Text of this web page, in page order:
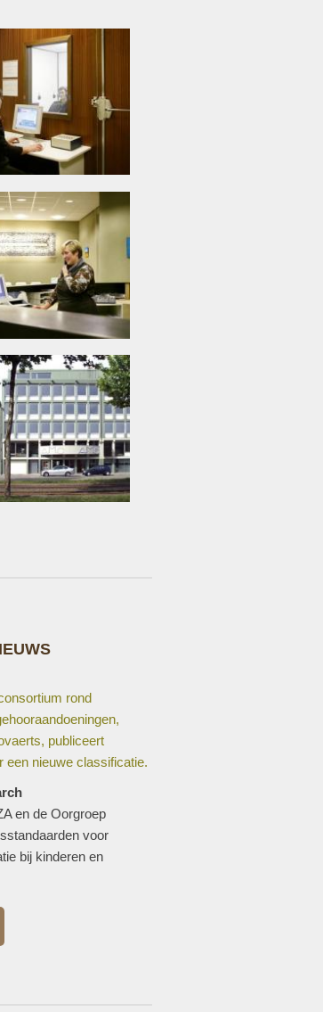
rond
publiceert
een nieuwe classificatie.
en de Oorgroep
voor
bij kinderen en